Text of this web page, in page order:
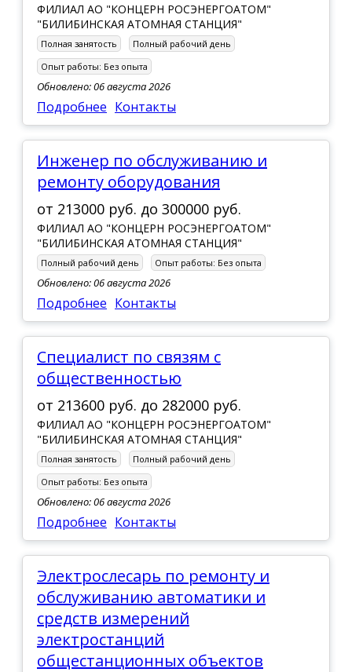
ФИЛИАЛ АО "КОНЦЕРН РОСЭНЕРГОАТОМ"
"БИЛИБИНСКАЯ АТОМНАЯ СТАНЦИЯ"
Полная занятость
Полный рабочий день
Опыт работы: Без опыта
Обновлено: 06 августа 2026
Подробнее Контакты
Инженер по обслуживанию и
ремонту оборудования
от 213000 руб. до 300000 руб.
ФИЛИАЛ АО "КОНЦЕРН РОСЭНЕРГОАТОМ"
"БИЛИБИНСКАЯ АТОМНАЯ СТАНЦИЯ"
Полный рабочий день Опыт работы: Без опыта
Обновлено: 06 августа 2026
Подробнее Контакты
Специалист по связям с
общественностью
от 213600 руб. до 282000 руб.
ФИЛИАЛ АО "КОНЦЕРН РОСЭНЕРГОАТОМ"
"БИЛИБИНСКАЯ АТОМНАЯ СТАНЦИЯ"
Полная занятость
Полный рабочий день
Опыт работы: Без опыта
Обновлено: 06 августа 2026
Подробнее Контакты
Электрослесарь по ремонту и
обслуживанию автоматики и
средств измерений
электростанций
общестанционных объектов